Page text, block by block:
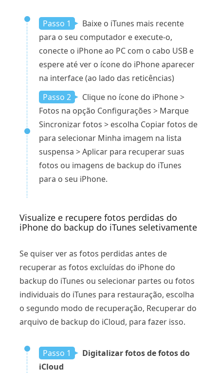
Passo 1
Baixe o iTunes mais recente
para o seu computador e execute-o,
conecte o iPhone ao PC com o cabo USB e
espere até ver o ícone do iPhone aparecer
na interface (ao lado das reticências)
Passo 2
Clique no ícone do iPhone >
Fotos na opção Configurações > Marque
Sincronizar fotos > escolha Copiar fotos de
para selecionar Minha imagem na lista
suspensa > Aplicar para recuperar suas
fotos ou imagens de backup do iTunes
para o seu iPhone.
Visualize e recupere fotos perdidas do
iPhone do backup do iTunes seletivamente
Se quiser ver as fotos perdidas antes de
recuperar as fotos excluídas do iPhone do
backup do iTunes ou selecionar partes ou fotos
individuais do iTunes para restauração, escolha
o segundo modo de recuperação, Recuperar do
arquivo de backup do iCloud, para fazer isso.
Passo 1
Digitalizar fotos de fotos do
iCloud